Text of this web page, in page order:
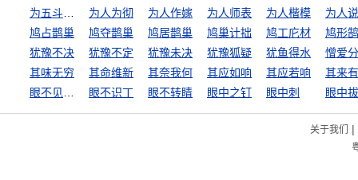
为人为彻 为人作嫁 为人师表 为人楷模
为人
鸠占鹊巢
鸠夺鹊巢 鸠居鹊巢 鸠巢计拙 鸠工庀材
鸠形
犹豫不决
犹豫不定 犹豫未决 犹豫狐疑 犹鱼得水
憎爱
其味无穷
其命维新 其奈我何 其应如响 其应若响
其来
眼不识丁 眼不转睛 眼中之钉 眼中刺 眼中
关于我们 |